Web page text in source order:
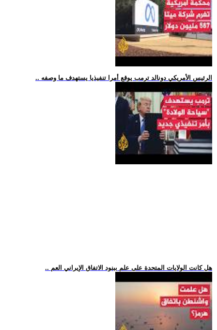
.. الرئيس الأمريكي دونالد ترمب يوقع أمرا تنفيذيا يستهدف ما وصفه
.. هل كانت الولايات المتحدة على علم ببنود الاتفاق الإيراني العم